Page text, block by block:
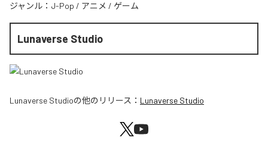
ジャンル： J-Pop / アニメ / ゲーム
Lunaverse Studio
Lunaverse Studioの他のリリース： Lunaverse Studio